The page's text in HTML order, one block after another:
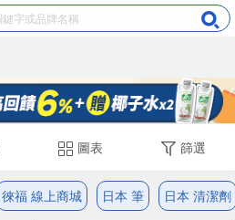
圖表 篩選
徠福 線上商城 日本 筆 日本 清潔劑